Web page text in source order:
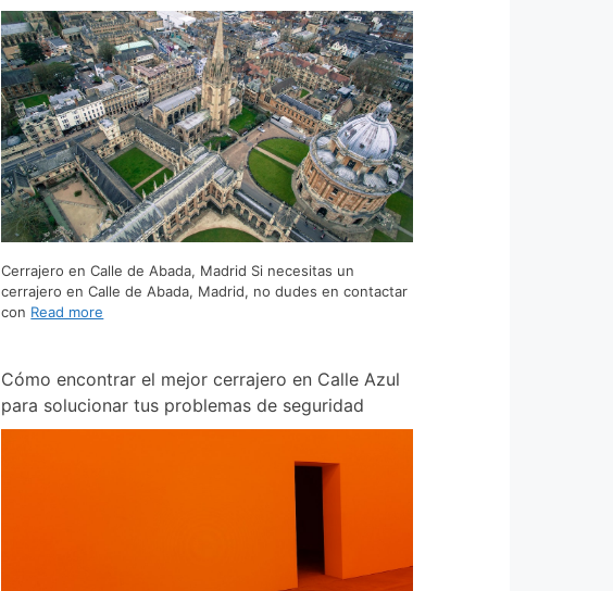
Cerrajero en Calle de Abada, Madrid Si necesitas un
cerrajero en Calle de Abada, Madrid, no dudes en contactar
con Read more
Cómo encontrar el mejor cerrajero en Calle Azul
para solucionar tus problemas de seguridad